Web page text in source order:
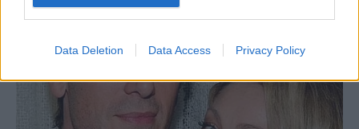
Data Deletion Data Access Privacy Policy